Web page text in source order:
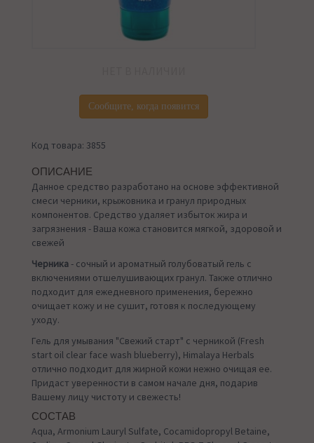
Сообщите, когда появится
Код товара: 3855
ОПИСАНИЕ
Данное средство разработано на основе эффективной
смеси черники, крыжовника и гранул природных
компонентов. Средство удаляет избыток жира и
загрязнения - Ваша кожа становится мягкой, здоровой и
свежей
Черника - сочный и ароматный голубоватый гель с
включениями отшелушивающих гранул. Также отлично
подходит для ежедневного применения, бережно
очищает кожу и не сушит, готовя к последующему
уходу.
Гель для умывания "Свежий старт" с черникой (Fresh
start oil clear face wash blueberry), Himalaya Herbals
отлично подходит для жирной кожи нежно очищая ее.
Придаст уверенности в самом начале дня, подарив
Вашему лицу чистоту и свежесть!
СОСТАВ
Aqua, Armonium Lauryl Sulfate, Cocamidopropyl Betaine,